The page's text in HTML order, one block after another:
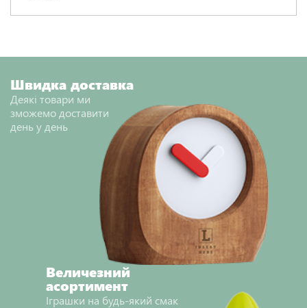
Швидка доставка
Деякі товари ми
зможемо доставити
день у день
Величезний
асортимент
Іграшки на будь-який смак